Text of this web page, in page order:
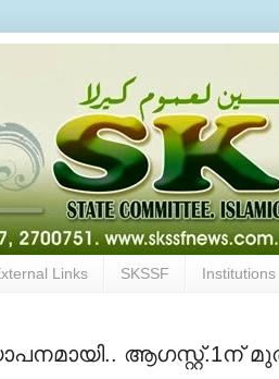
Links SKSSF Institutions
ആഗസ്റ്റ്‌.1ന്